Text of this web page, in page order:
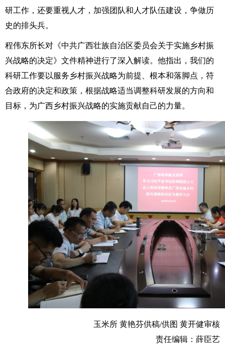
研工作，还要重视人才，加强团队和人才队伍建设，争做历
史的排头兵。
程伟东所长对《中共广西壮族自治区委员会关于实施乡村振
兴战略的决定》文件精神进行了深入解读。他指出，我们的
科研工作要以服务乡村振兴战略为前提、根本和落脚点，符
合政府的决定和政策，根据战略适当调整科研发展的方向和
目标，为广西乡村振兴战略的实施贡献自己的力量。
玉米所 黄艳芬供稿/供图 黄开健审核
责任编辑：薛臣艺